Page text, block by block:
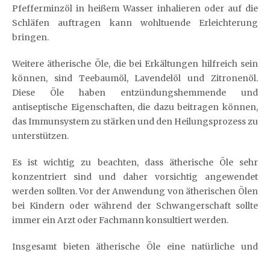
Pfefferminzöl in heißem Wasser inhalieren oder auf die
Schläfen auftragen kann wohltuende Erleichterung
bringen.
Weitere ätherische Öle, die bei Erkältungen hilfreich sein
können, sind Teebaumöl, Lavendelöl und Zitronenöl.
Diese Öle haben entzündungshemmende und
antiseptische Eigenschaften, die dazu beitragen können,
das Immunsystem zu stärken und den Heilungsprozess zu
unterstützen.
Es ist wichtig zu beachten, dass ätherische Öle sehr
konzentriert sind und daher vorsichtig angewendet
werden sollten. Vor der Anwendung von ätherischen Ölen
bei Kindern oder während der Schwangerschaft sollte
immer ein Arzt oder Fachmann konsultiert werden.
Insgesamt bieten ätherische Öle eine natürliche und